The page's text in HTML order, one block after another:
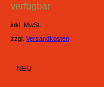
verfügbar
inkl. MwSt.
zzgl. Versandkosten
NEU